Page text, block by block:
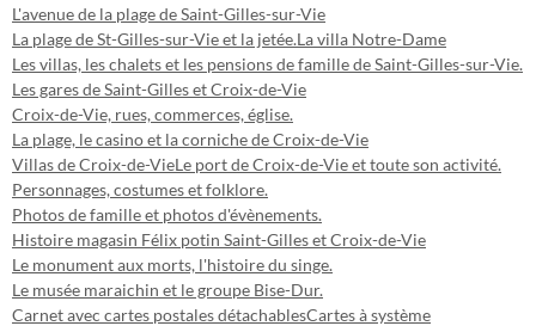
L'avenue de la plage de Saint-Gilles-sur-Vie
La plage de St-Gilles-sur-Vie et la jetée.La villa Notre-Dame
Les villas, les chalets et les pensions de famille de Saint-Gilles-sur-Vie.
Les gares de Saint-Gilles et Croix-de-Vie
Croix-de-Vie, rues, commerces, église.
La plage, le casino et la corniche de Croix-de-Vie
Villas de Croix-de-VieLe port de Croix-de-Vie et toute son activité.
Personnages, costumes et folklore.
Photos de famille et photos d'évènements.
Histoire magasin Félix potin Saint-Gilles et Croix-de-Vie
Le monument aux morts, l'histoire du singe.
Le musée maraichin et le groupe Bise-Dur.
Carnet avec cartes postales détachablesCartes à système